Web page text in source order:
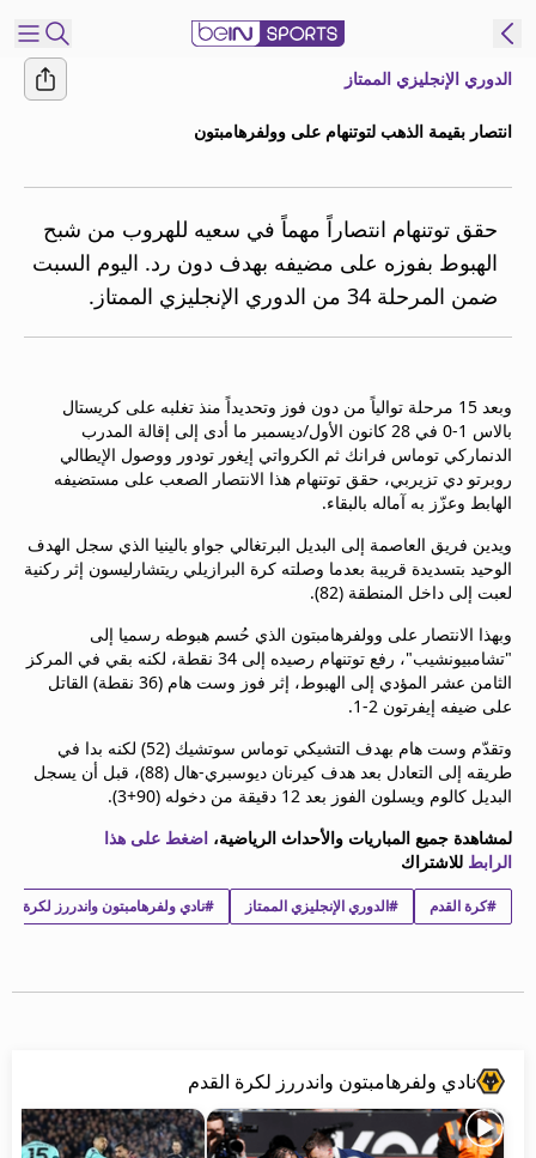
النسخة
MENA
إدارة
قائمة
النشرة
الإخبارية
اتصل بنا
beIN MEDIA GROUP
ترددات beIN SPORTS
دليل التلفاز
احصل على beIN
معلومات عن هذا الموقع
الدوري الإنجليزي الممتاز
انتصار بقيمة الذهب لتوتنهام على وولفرهامبتون
حقق توتنهام انتصاراً مهماً في سعيه للهروب من شبح
الهبوط بفوزه على مضيفه بهدف دون رد. اليوم السبت
ضمن المرحلة 34 من الدوري الإنجليزي الممتاز.
وبعد 15 مرحلة توالياً من دون فوز وتحديداً منذ تغلبه على كريستال
بالاس 1-0 في 28 كانون الأول/ديسمبر ما أدى إلى إقالة المدرب
الدنماركي توماس فرانك ثم الكرواتي إيغور تودور ووصول الإيطالي
روبرتو دي تزيربي، حقق توتنهام هذا الانتصار الصعب على مستضيفه
الهابط وعزّز به آماله بالبقاء.
ويدين فريق العاصمة إلى البديل البرتغالي جواو بالينيا الذي سجل الهدف
الوحيد بتسديدة قريبة بعدما وصلته كرة البرازيلي ريتشارليسون إثر ركنية
لعبت إلى داخل المنطقة (82).
وبهذا الانتصار على وولفرهامبتون الذي حُسم هبوطه رسميا إلى
"تشامبيونشيب"، رفع توتنهام رصيده إلى 34 نقطة، لكنه بقي في المركز
الثامن عشر المؤدي إلى الهبوط، إثر فوز وست هام (36 نقطة) القاتل
على ضيفه إيفرتون 2-1.
وتقدّم وست هام بهدف التشيكي توماس سوتشيك (52) لكنه بدا في
طريقه إلى التعادل بعد هدف كيرنان ديوسبري-هال (88)، قبل أن يسجل
البديل كالوم ويسلون الفوز بعد 12 دقيقة من دخوله (90+3).
لمشاهدة جميع المباريات والأحداث الرياضية، اضغط على هذا
الرابط للاشتراك
#كرة القدم #الدوري الإنجليزي الممتاز #نادي ولفرهامبتون واندررز لكرة
نادي ولفرهامبتون واندررز لكرة القدم